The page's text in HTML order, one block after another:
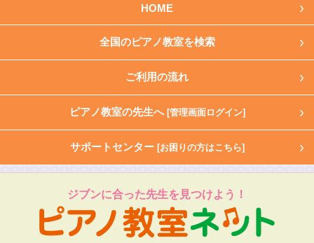
HOME
全国のピアノ教室を検索
ご利用の流れ
ピアノ教室の先生へ [管理画面ログイン]
サポートセンター [お困りの方はこちら]
ジブンに合った先生を見つけよう！